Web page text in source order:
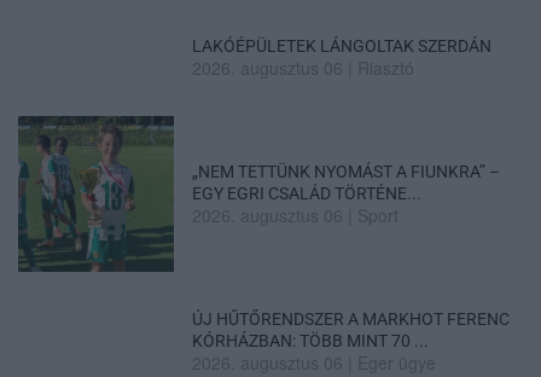
LAKÓÉPÜLETEK LÁNGOLTAK SZERDÁN
2026. augusztus 06 Riasztó
„NEM TETTÜNK NYOMÁST A FIUNKRA” –
EGY EGRI CSALÁD TÖRTÉNE...
2026. augusztus 06 Sport
ÚJ HŰTŐRENDSZER A MARKHOT FERENC
KÓRHÁZBAN: TÖBB MINT 70 ...
2026. augusztus 06 Eger ügye